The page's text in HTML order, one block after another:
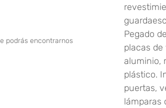
podrás encontrarnos
Pegado
placas de
aluminio,
plástico.
puertas,
lámparas